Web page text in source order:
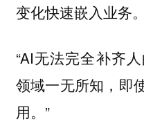
变化快速嵌入业务
“AI无法完全补齐
领域一无所知，即
用。”